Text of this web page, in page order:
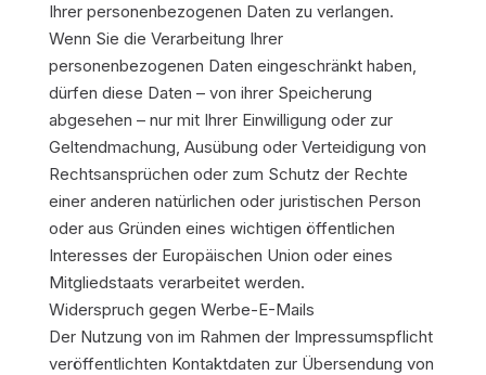
Ihrer personenbezogenen Daten zu verlangen.
Wenn Sie die Verarbeitung Ihrer
personenbezogenen Daten eingeschränkt haben,
dürfen diese Daten – von ihrer Speicherung
abgesehen – nur mit Ihrer Einwilligung oder zur
Geltendmachung, Ausübung oder Verteidigung von
Rechtsansprüchen oder zum Schutz der Rechte
einer anderen natürlichen oder juristischen Person
oder aus Gründen eines wichtigen öffentlichen
Interesses der Europäischen Union oder eines
Mitgliedstaats verarbeitet werden.
Widerspruch gegen Werbe-E-Mails
Der Nutzung von im Rahmen der Impressumspflicht
veröffentlichten Kontaktdaten zur Übersendung von